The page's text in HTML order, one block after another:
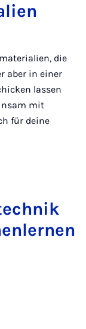
die
aber in einer
lassen
mit
für deine